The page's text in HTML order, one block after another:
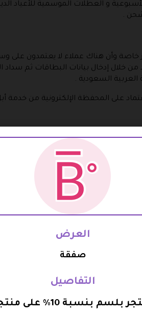
و العطلات الموسمية للأعياد
.
وأن هناك عملاء لا يعتمدون على
من خلال إدخال بيانات البطاقات ثم
السعودية .
يمكن ان تقوم بسداد القيمة الالية
المقابل عليك ان تراعي فقط ان هذه
بلسم ستور بشكل نهائي وذلك لأنها
فقط ارجاع اي منتج و هما :
ستور الى باب منزلك و في هذه
بتبديل المنتج مع تعويض للعميل .
سبعة أيام فقط ان تقوم بالتواصل
في عملية الاسترجاع ستجد طريقين
في حالة إذا كانت عملية الدفع هي
العرض
صفقة
التفاصيل
10% على منتجات العناية